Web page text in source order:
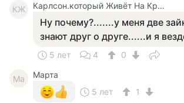
КЖ Карлсон.который Живёт На Крыше.
Ну почему?.......у меня две
знают друг о друге......и я
5 лет 4 0
Ма
Марта
5 лет
1